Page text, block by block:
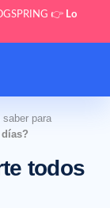
👉 Lo
para
todos